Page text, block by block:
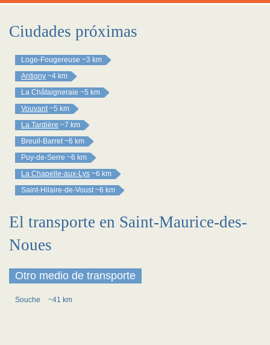
Ciudades próximas
Loge-Fougereuse ~3 km
Antigny ~4 km
La Châtaigneraie ~5 km
Vouvant ~5 km
La Tardière ~7 km
Breuil-Barret ~6 km
Puy-de-Serre ~6 km
La Chapelle-aux-Lys ~6 km
Saint-Hilaire-de-Voust ~6 km
El transporte en Saint-Maurice-des-
Noues
Otro medio de transporte
Souche ~41 km